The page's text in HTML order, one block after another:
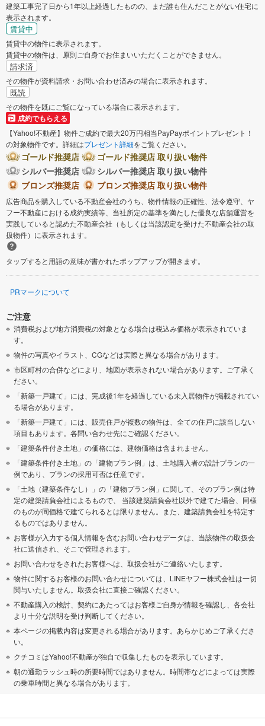
建築工事完了日から1年以上経過したものの、まだ誰も住んだことがない住宅に
表示されます。
賃貸中
賃貸中の物件に表示されます。
賃貸中の物件は、原則ご自身でお住まいいただくことができません。
請求済
その物件が資料請求・お問い合わせ済みの場合に表示されます。
既読
その物件を既にご覧になっている場合に表示されます。
成約でもらえる
【Yahoo!不動産】物件ご成約で最大20万円相当PayPayポイントプレゼント！
の対象物件です。詳細はプレゼント詳細をご覧ください。
ゴールド推奨店
ゴールド推奨店 取り扱い物件
シルバー推奨店
シルバー推奨店 取り扱い物件
ブロンズ推奨店
ブロンズ推奨店 取り扱い物件
広告商品を購入している不動産会社のうち、物件情報の正確性、法令遵守、ヤ
フー不動産における成約実績等、当社所定の基準を満たした優良な店舗運営を
実践していると認めた不動産会社（もしくは当該認定を受けた不動産会社の取
扱物件）に表示されます。
タップすると用語の意味が書かれたポップアップが開きます。
PRマークについて
ご注意
消費税および地方消費税の対象となる場合は税込み価格が表示されていま
す。
物件の写真やイラスト、CGなどは実際と異なる場合があります。
市区町村の合併などにより、地図が表示されない場合があります。ご了承く
ださい。
「新築一戸建て」には、完成後1年を経過している未入居物件が掲載されてい
る場合があります。
「新築一戸建て」には、販売住戸が複数の物件は、全ての住戸に該当しない
項目もあります。各問い合わせ先にご確認ください。
「建築条件付き土地」の価格には、建物価格は含まれません。
「建築条件付き土地」の「建物プラン例」は、土地購入者の設計プランの一
例であり、プランの採用可否は任意です。
「土地（建築条件なし）」の「建物プラン例」に関して、そのプラン例は特
定の建築請負会社によるもので、 当該建築請負会社以外で建てた場合、同様
のものが同価格で建てられるとは限りません。また、建築請負会社を特定す
るものではありません。
お客様が入力する個人情報を含むお問い合わせデータは、当該物件の取扱会
社に送信され、そこで管理されます。
お問い合わせをされたお客様へは、取扱会社がご連絡いたします。
物件に関するお客様のお問い合わせについては、LINEヤフー株式会社は一切
関与いたしません。取扱会社に直接ご確認ください。
不動産購入の検討、契約にあたってはお客様ご自身が情報を確認し、各会社
より十分な説明を受け判断してください。
本ページの掲載内容は変更される場合があります。あらかじめご了承くださ
い。
クチコミはYahoo!不動産が独自で収集したものを表示しています。
朝の通勤ラッシュ時の所要時間ではありません。時間帯などによっては実際
の乗車時間と異なる場合があります。